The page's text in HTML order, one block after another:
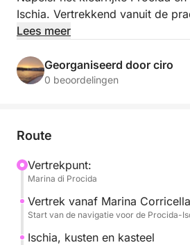
Ischia. Vertrekkend vanuit de
Marina Corricella, varen we aan
voor het verkennen van baaien
Ischia. Hier is de route zo
bewonderen het imposante
trendy baai van Sant'Angelo en
met de mogelijkheid om te
bronnen (zoals Sorgeto, indien
of in de baai van San Montano.
Lees meer
Georganiseerd door ciro
0 beoordelingen
Route
Vertrekpunt:
Marina di Procida
Vertrek vanaf Marina Corricella
Start van de navigatie voor de Procida-
Ischia, kusten en kasteel